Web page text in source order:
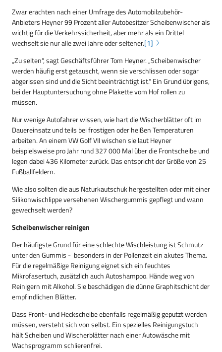
Zwar erachten nach einer Umfrage des Automobilzubehör-
Anbieters Heyner 99 Prozent aller Autobesitzer Scheibenwischer als
wichtig für die Verkehrssicherheit, aber mehr als ein Drittel
wechselt sie nur alle zwei Jahre oder seltener.[1]
„Zu selten“, sagt Geschäftsführer Tom Heyner. „Scheibenwischer
werden häufig erst getauscht, wenn sie verschlissen oder sogar
abgerissen sind und die Sicht beeinträchtigt ist.“ Ein Grund übrigens,
bei der Hauptuntersuchung ohne Plakette vom Hof rollen zu
müssen.
Nur wenige Autofahrer wissen, wie hart die Wischerblätter oft im
Dauereinsatz und teils bei frostigen oder heißen Temperaturen
arbeiten. An einem VW Golf VII wischen sie laut Heyner
beispielsweise pro Jahr rund 327 000 Mal über die Frontscheibe und
legen dabei 436 Kilometer zurück. Das entspricht der Größe von 25
Fußballfeldern.
Wie also sollten die aus Naturkautschuk hergestellten oder mit einer
Silikonwischlippe versehenen Wischergummis gepflegt und wann
gewechselt werden?
Scheibenwischer reinigen
Der häufigste Grund für eine schlechte Wischleistung ist Schmutz
unter den Gummis - besonders in der Pollenzeit ein akutes Thema.
Für die regelmäßige Reinigung eignet sich ein feuchtes
Mikrofasertuch, zusätzlich auch Autoshampoo. Hände weg von
Reinigern mit Alkohol. Sie beschädigen die dünne Graphitschicht der
empfindlichen Blätter.
Dass Front- und Heckscheibe ebenfalls regelmäßig geputzt werden
müssen, versteht sich von selbst. Ein spezielles Reinigungstuch
hält Scheiben und Wischerblätter nach einer Autowäsche mit
Wachsprogramm schlierenfrei.